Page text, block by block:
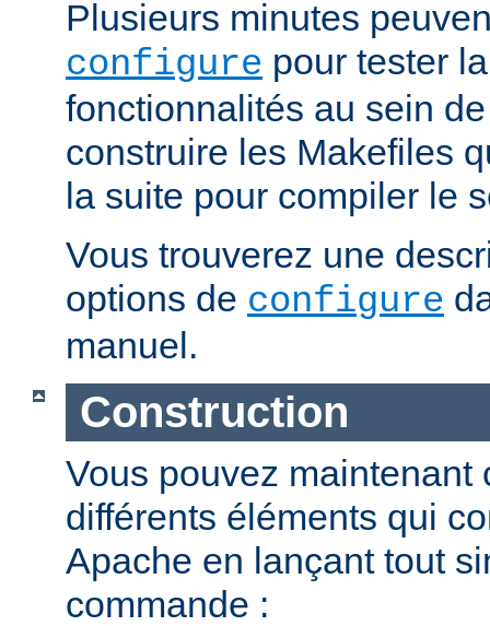
Plusieurs minutes
configure pour tester
fonctionnalités au sein
construire les Makefiles
la suite pour compiler le
Vous trouverez une
options de configure
manuel.
Construction
Vous pouvez maintenant
différents éléments qui
Apache en lançant tout
commande :